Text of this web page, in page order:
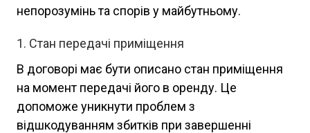
непорозумінь та спорів у майбутньому.
Стан передачі приміщення
В договорі має бути описано стан приміщення
на момент передачі його в оренду. Це
допоможе уникнути проблем з
відшкодуванням збитків при завершенні